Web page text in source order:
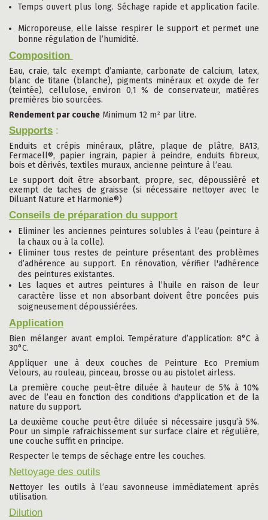
Temps ouvert plus long. Séchage rapide et application facile.
Microporeuse, elle laisse respirer le support et permet une
bonne régulation de l’humidité.
Composition
Eau, craie, talc exempt d’amiante, carbonate de calcium, latex,
blanc de titane (blanche), pigments minéraux et oxyde de fer
(teintée), cellulose, environ 0,1 % de conservateur, matières
premières bio sourcées.
Rendement par couche Minimum 12 m² par litre.
Supports :
Enduits et crépis minéraux, plâtre, plaque de plâtre, BA13,
Fermacell®, papier ingrain, papier à peindre, enduits fibreux,
bois et dérivés, textiles muraux, ancienne peinture à l’eau.
Le support doit être absorbant, propre, sec, dépoussiéré et
exempt de taches de graisse (si nécessaire nettoyer avec le
Diluant Nature et Harmonie®)
Conseils de préparation du support
Eliminer les anciennes peintures solubles à l’eau (peinture à
la chaux ou à la colle).
Eliminer tous restes de peinture présentant des problèmes
d’adhérence au support. En rénovation, vérifier l'adhérence
des peintures existantes.
Les laques et autres peintures à l’huile en raison de leur
caractère lisse et non absorbant doivent être poncées puis
soigneusement dépoussiérées.
Application
Bien mélanger avant emploi. Température d’application: 8°C à
30°C.
Appliquer une à deux couches de Peinture Eco Premium
Velours, au rouleau, pinceau, brosse ou au pistolet airless.
La première couche peut-être diluée à hauteur de 5% à 10%
avec de l’eau en fonction des conditions d'application et de la
nature du support.
La deuxième couche peut-être diluée si nécessaire jusqu’à 5%.
Pour un simple rafraichissement sur surface claire et régulière,
une couche suffit en principe.
Respecter le temps de séchage entre les couches.
Nettoyage des outils
Nettoyer les outils à l’eau savonneuse immédiatement après
utilisation.
Dilution